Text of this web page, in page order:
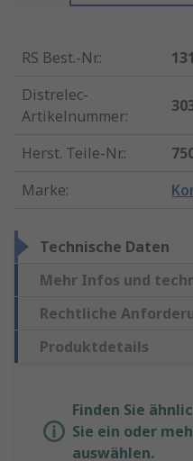
RS Best.-Nr.:
Distrelec-
Artikelnummer:
Herst. Teile-Nr.:
Marke:
Technische Daten
Mehr Infos und
Rechtliche
Produktdetails
Finden Sie
Sie ein oder
auswählen.